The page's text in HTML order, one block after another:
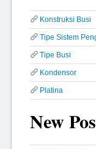
Konstruksi Busi
Tipe Sistem
Tipe Busi
Kondensor
Platina
New